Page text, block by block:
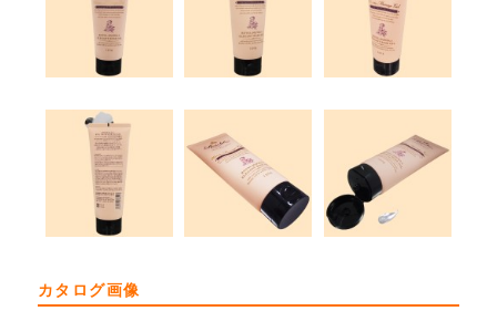
カタログ画像